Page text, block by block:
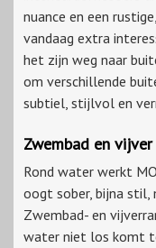
nuance en een
vandaag extra
het zijn weg naar
om verschillende
subtiel, stijlvol en
Zwembad en vijver
Rond water werkt
oogt sober, bijna
Zwembad- en
water niet los komt